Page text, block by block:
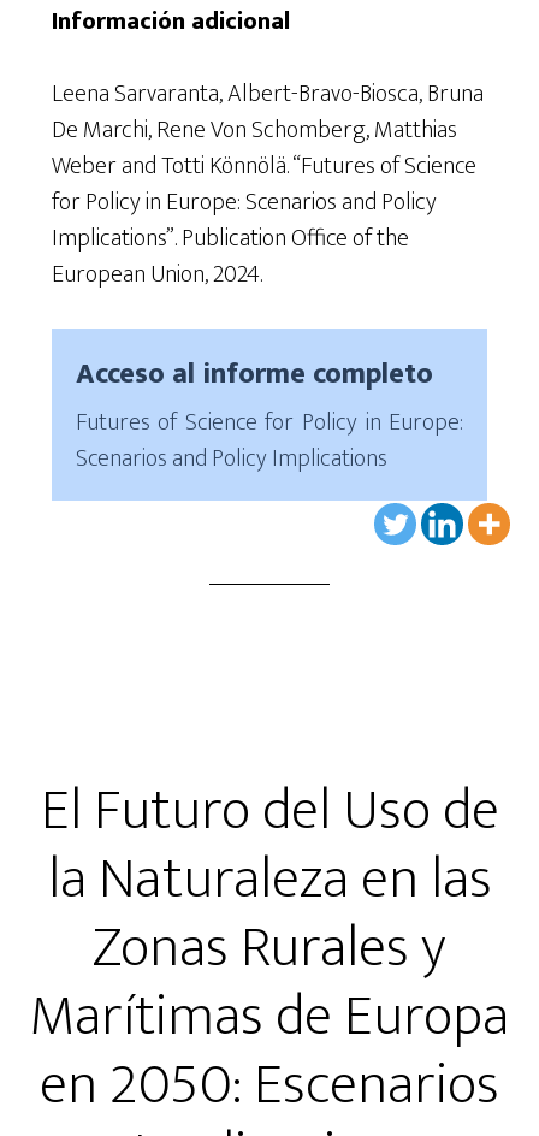
Información adicional
Leena Sarvaranta, Albert-Bravo-Biosca, Bruna
De Marchi, Rene Von Schomberg, Matthias
Weber and Totti Könnölä. “Futures of Science
for Policy in Europe: Scenarios and Policy
Implications”. Publication Office of the
European Union, 2024.
Acceso al informe completo
Futures of Science for Policy in Europe:
Scenarios and Policy Implications
El Futuro del Uso de
la Naturaleza en las
Zonas Rurales y
Marítimas de Europa
en 2050: Escenarios